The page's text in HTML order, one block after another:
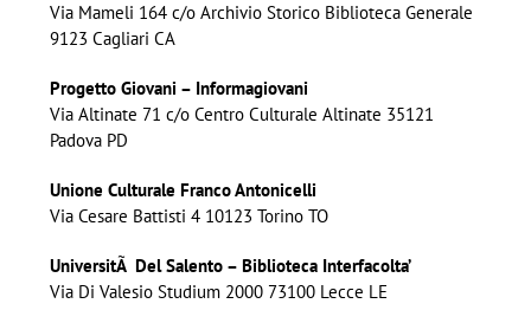
Via Mameli 164 c/o Archivio Storico Biblioteca Generale
9123 Cagliari CA
Progetto Giovani – Informagiovani
Via Altinate 71 c/o Centro Culturale Altinate 35121
Padova PD
Unione Culturale Franco Antonicelli
Via Cesare Battisti 4 10123 Torino TO
UniversitÃ Del Salento – Biblioteca Interfacolta’
Via Di Valesio Studium 2000 73100 Lecce LE